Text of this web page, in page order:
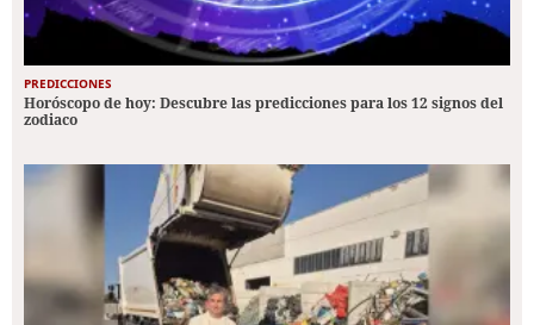
PREDICCIONES
Horóscopo de hoy: Descubre las predicciones para los 12 signos del
zodiaco